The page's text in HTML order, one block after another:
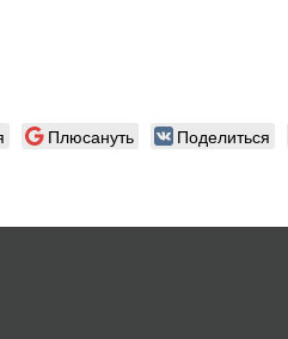
Плюсануть Поделиться